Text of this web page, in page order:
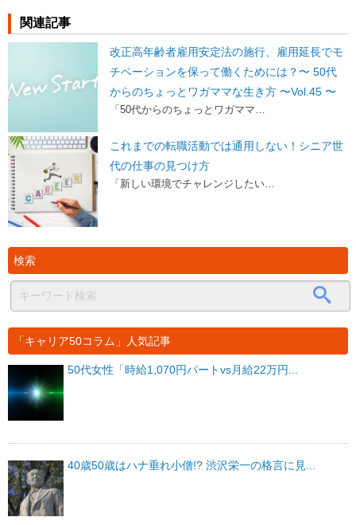
関連記事
改正高年齢者雇用安定法の施行、雇用延長でモ
チベーションを保って働くためには？〜 50代
からのちょっとワガママな生き方 〜Vol.45 〜
「50代からのちょっとワガママ…
これまでの転職活動では通用しない！シニア世
代の仕事の見つけ方
「新しい環境でチャレンジしたい…
検索
「キャリア50コラム」人気記事
50代女性「時給1,070円パートvs月給22万円...
40歳50歳はハナ垂れ小僧!? 渋沢栄一の格言に見...